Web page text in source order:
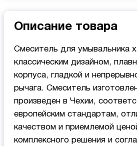
Описание товара
Смеситель для умывальника
классическим дизайном,
корпуса, гладкой и
рычага. Смеситель
произведен в Чехии,
европейским стандартам,
качеством и приемлемой
комплексного решения и